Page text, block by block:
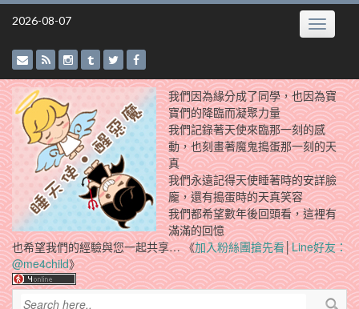
Skip
2026-08-07 Toggle
我們因為緣分成了同學，也因為寶
寶們的降臨而凝聚力量
我們記錄著天使來臨那一刻的感
動，也刻畫著魔鬼搗蛋那一刻的天
真
我們永遠記得天使睡著時的安詳臉
龐，還有搗蛋時的天真笑容
我們都希望數年後回頭看，這裡有
滿滿的回憶
也希望我們的經驗與您一起共享… 《加入粉絲團搶先看│Line好友：
@me4child》